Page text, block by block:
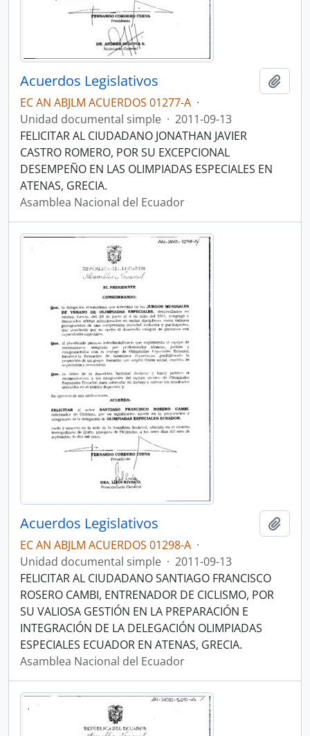
Acuerdos Legislativos
EC AN ABJLM ACUERDOS 01277-A ·
Unidad documental simple · 2011-09-13
FELICITAR AL CIUDADANO JONATHAN JAVIER
CASTRO ROMERO, POR SU EXCEPCIONAL
DESEMPEÑO EN LAS OLIMPIADAS ESPECIALES EN
ATENAS, GRECIA.
Asamblea Nacional del Ecuador
Acuerdos Legislativos
EC AN ABJLM ACUERDOS 01298-A ·
Unidad documental simple · 2011-09-13
FELICITAR AL CIUDADANO SANTIAGO FRANCISCO
ROSERO CAMBI, ENTRENADOR DE CICLISMO, POR
SU VALIOSA GESTIÓN EN LA PREPARACIÓN E
INTEGRACIÓN DE LA DELEGACIÓN OLIMPIADAS
ESPECIALES ECUADOR EN ATENAS, GRECIA.
Asamblea Nacional del Ecuador